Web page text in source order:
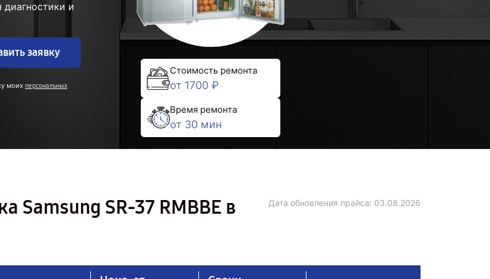
и
заявку
моих персональных
Стоимость ремонта
от 1700 ₽
Время ремонта
от 30 мин
Samsung SR-37 RMBBE в
Дата обновления прайса: 03.08.2026